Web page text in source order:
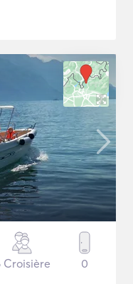
Croisière 0